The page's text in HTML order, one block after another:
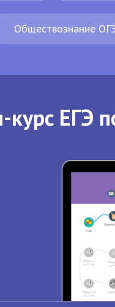
Обществознание
курс ЕГЭ